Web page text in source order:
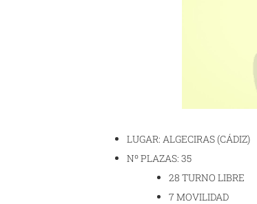
LUGAR: ALGECIRAS (CÁDIZ)
Nº PLAZAS: 35
28 TURNO LIBRE
7 MOVILIDAD